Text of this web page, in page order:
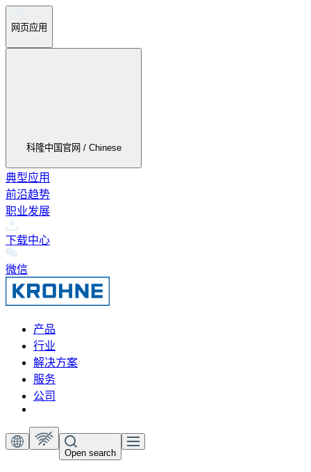
网页应用
科隆中国官网 / Chinese
典型应用
前沿趋势
职业发展
下载中心
微信
产品
行业
解决方案
服务
公司
Open search